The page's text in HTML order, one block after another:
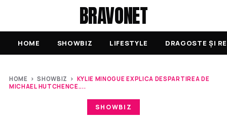
BRAVONET
HOME SHOWBIZ LIFESTYLE DRAGOSTE ȘI
HOME ›SHOWBIZ › KYLIE MINOGUE EXPLICA DESPARTIREA DE
MICHAEL HUTCHENCE....
SHOWBIZ